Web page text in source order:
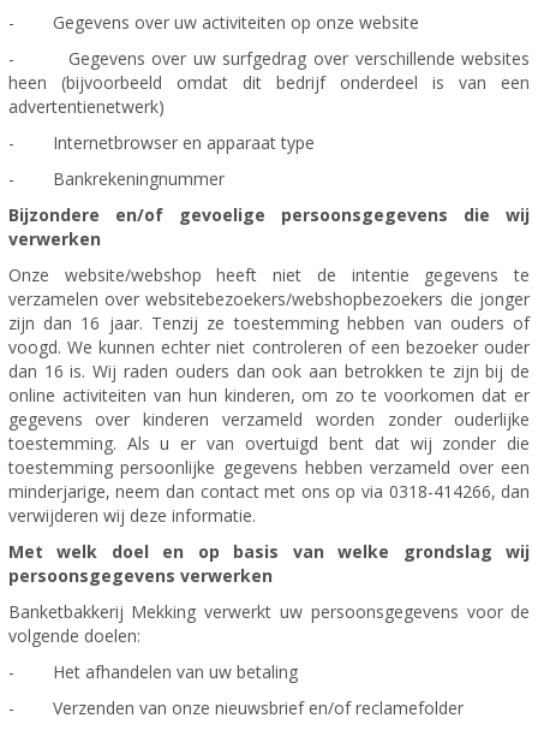
- Gegevens over uw activiteiten op onze website
- Gegevens over uw surfgedrag over verschillende websites
heen (bijvoorbeeld omdat dit bedrijf onderdeel is van een
advertentienetwerk)
- Internetbrowser en apparaat type
- Bankrekeningnummer
Bijzondere en/of gevoelige persoonsgegevens die wij
verwerken
Onze website/webshop heeft niet de intentie gegevens te
verzamelen over websitebezoekers/webshopbezoekers die jonger
zijn dan 16 jaar. Tenzij ze toestemming hebben van ouders of
voogd. We kunnen echter niet controleren of een bezoeker ouder
dan 16 is. Wij raden ouders dan ook aan betrokken te zijn bij de
online activiteiten van hun kinderen, om zo te voorkomen dat er
gegevens over kinderen verzameld worden zonder ouderlijke
toestemming. Als u er van overtuigd bent dat wij zonder die
toestemming persoonlijke gegevens hebben verzameld over een
minderjarige, neem dan contact met ons op via 0318-414266, dan
verwijderen wij deze informatie.
Met welk doel en op basis van welke grondslag wij
persoonsgegevens verwerken
Banketbakkerij Mekking verwerkt uw persoonsgegevens voor de
volgende doelen:
- Het afhandelen van uw betaling
- Verzenden van onze nieuwsbrief en/of reclamefolder